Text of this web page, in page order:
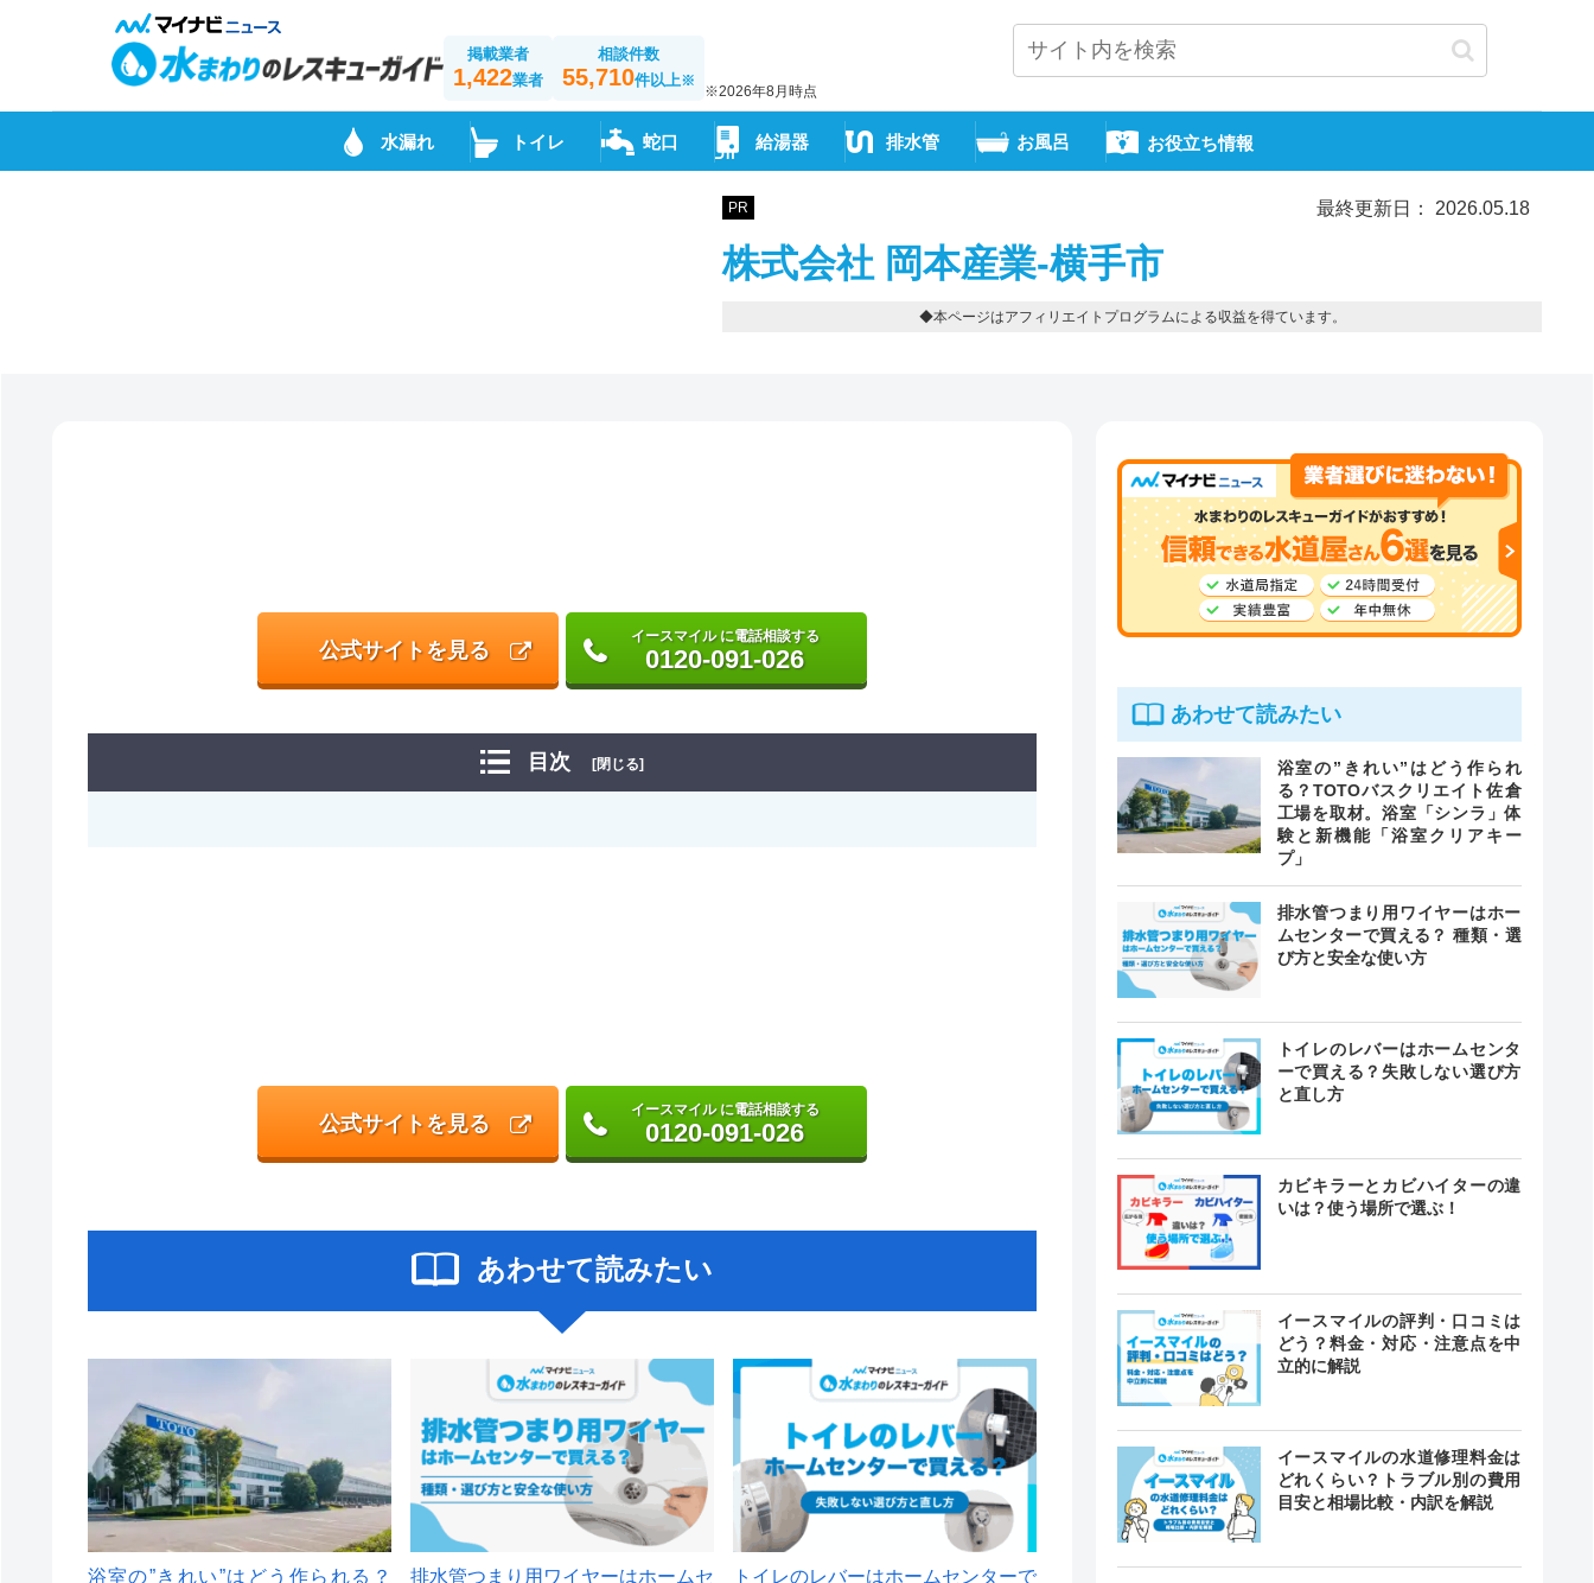
掲載業者
1,422業者
相談件数
55,710件以上※
※2026年8月時点
水漏れ トイレ 蛇口 給湯器 排水管 お風呂 お役立ち情報
PR 最終更新日： 2026.05.18
株式会社 岡本産業-横手市
◆本ページはアフィリエイトプログラムによる収益を得ています。
公式サイトを見る
イースマイル に電話相談する
0120-091-026
目次 [閉じる]
公式サイトを見る
イースマイル に電話相談する
0120-091-026
あわせて読みたい
浴室の”きれい”はどう作られる？
排水管つまり用ワイヤーはホームセ
トイレのレバーはホームセンターで
あわせて読みたい
浴室の”きれい”はどう作られ
る？TOTOバスクリエイト佐倉
工場を取材。浴室「シンラ」体
験と新機能「浴室クリアキー
プ」
排水管つまり用ワイヤーはホー
ムセンターで買える？ 種類・選
び方と安全な使い方
トイレのレバーはホームセンタ
ーで買える？失敗しない選び方
と直し方
カビキラーとカビハイターの違
いは？使う場所で選ぶ！
イースマイルの評判・口コミは
どう？料金・対応・注意点を中
立的に解説
イースマイルの水道修理料金は
どれくらい？トラブル別の費用
目安と相場比較・内訳を解説